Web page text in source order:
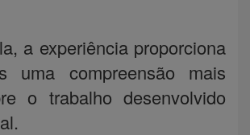
a experiência proporciona
uma compreensão mais
o trabalho desenvolvido